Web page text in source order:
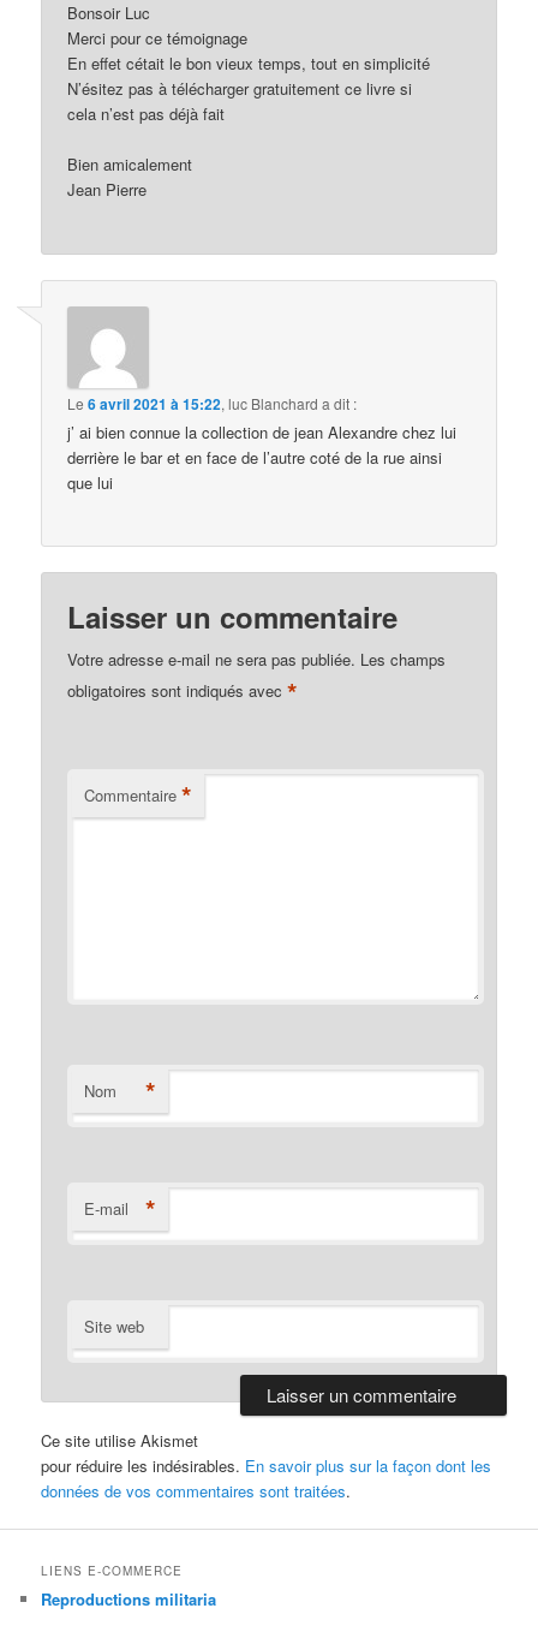
Bonsoir Luc
Merci pour ce témoignage
En effet cétait le bon vieux temps, tout en simplicité
N’ésitez pas à télécharger gratuitement ce livre si
cela n’est pas déjà fait
Bien amicalement
Jean Pierre
Le6 avril 2021 à 15:22,luc Blanchard a dit :
j’ ai bien connue la collection de jean Alexandre chez lui
derrière le bar et en face de l’autre coté de la rue ainsi
que lui
Laisser un commentaire
Votre adresse e-mail ne sera pas publiée. Les champs
obligatoires sont indiqués avec*
Commentaire *
Nom *
E-mail *
Site web
Ce site utilise Akismet
pour réduire les indésirables. En savoir plus sur la façon dont les
données de vos commentaires sont traitées.
LIENS E-COMMERCE
Reproductions militaria